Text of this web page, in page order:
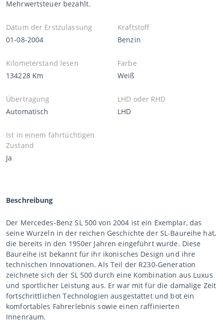
Mehrwertsteuer bezahlt.
Datum der Erstzulassung
01-08-2004
Kraftstoff
Benzin
Kilometerstand lesen
134228 Km
Farbe
Weiß
Übertragung
Automatisch
LHD oder RHD
LHD
Ist in einem fahrtüchtigen
Zustand
Ja
Beschreibung
Der Mercedes-Benz SL 500 von 2004 ist ein Exemplar, das
seine Wurzeln in der reichen Geschichte der SL-Baureihe hat,
die bereits in den 1950er Jahren eingeführt wurde. Diese
Baureihe ist bekannt für ihr ikonisches Design und ihre
technischen Innovationen. Als Teil der R230-Generation
zeichnete sich der SL 500 durch eine Kombination aus Luxus
und sportlicher Leistung aus. Er war mit für die damalige Zeit
fortschrittlichen Technologien ausgestattet und bot ein
komfortables Fahrerlebnis sowie einen raffinierten
Innenraum.